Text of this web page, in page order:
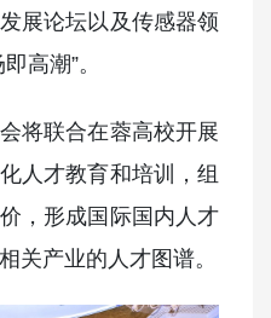
展论坛以及传感器领
高潮”。
将联合在蓉高校开展
人才教育和培训，组
，形成国际国内人才
关产业的人才图谱。